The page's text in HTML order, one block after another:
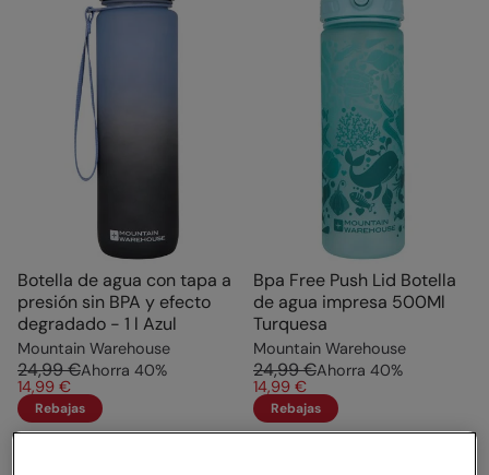
Botella de agua con tapa a
presión sin BPA y efecto
degradado - 1 l Azul
Mountain Warehouse
24,99 €Ahorra 40%
14,99 €
Rebajas
Bpa Free Push Lid Botella
de agua impresa 500Ml
Turquesa
Mountain Warehouse
24,99 €Ahorra 40%
14,99 €
Rebajas